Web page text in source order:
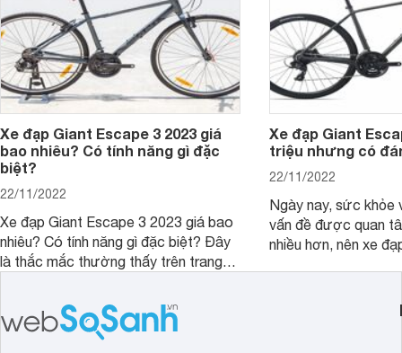
Xe đạp Giant Escape 3 2023 giá
bao nhiêu? Có tính năng gì đặc
biệt?
22/11/2022
Xe đạp Giant Escape 3 2023 giá bao
nhiêu? Có tính năng gì đặc biệt? Đây
là thắc mắc thường thấy trên trang
bạn giải đáp trong bài viết ngay sau
đây. Cùng đón xem nhé.
Xe đạp Giant
triệu nhưng có
22/11/2022
Ngày nay, sức khỏe
vấn đề được quan
nhiều hơn, nên xe
học, đi làm. Nổi bật